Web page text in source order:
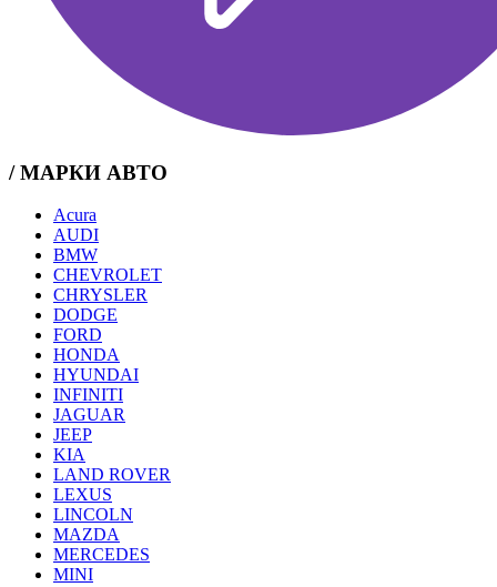
/ МАРКИ АВТО
Acura
AUDI
BMW
CHEVROLET
CHRYSLER
DODGE
FORD
HONDA
HYUNDAI
INFINITI
JAGUAR
JEEP
KIA
LAND ROVER
LEXUS
LINCOLN
MAZDA
MERCEDES
MINI